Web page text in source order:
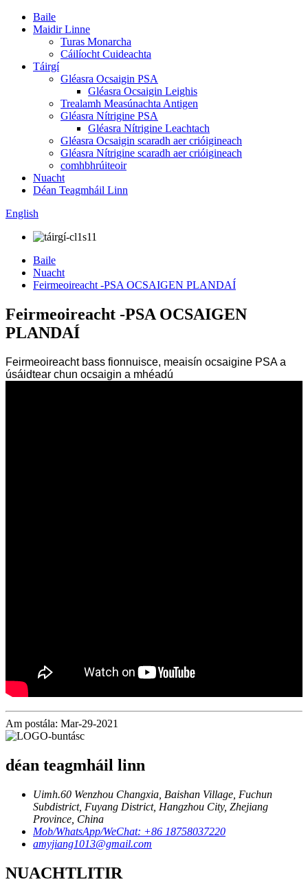
Baile
Maidir Linne
Turas Monarcha
Cáilíocht Cuideachta
Táirgí
Gléasra Ocsaigin PSA
Gléasra Ocsaigin Leighis
Trealamh Measúnachta Antigen
Gléasra Nítrigine PSA
Gléasra Nítrigine Leachtach
Gléasra Ocsaigin scaradh aer crióigineach
Gléasra Nítrigine scaradh aer crióigineach
comhbhrúiteoir
Nuacht
Déan Teagmháil Linn
English
Baile
Nuacht
Feirmeoireacht -PSA OCSAIGEN PLANDAÍ
Feirmeoireacht -PSA OCSAIGEN
PLANDAÍ
Feirmeoireacht bass fionnuisce, meaisín ocsaigine PSA a
úsáidtear chun ocsaigin a mhéadú
Am postála: Mar-29-2021
déan teagmháil linn
Uimh.60 Wenzhou Changxia, Baishan Village, Fuchun
Subdistrict, Fuyang District, Hangzhou City, Zhejiang
Province, China
Mob/WhatsApp/WeChat: +86 18758037220
amyjiang1013@gmail.com
NUACHTLITIR